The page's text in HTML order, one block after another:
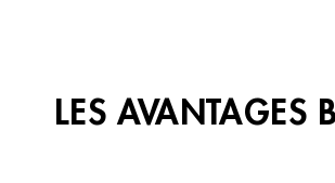
LES AVANTAGES